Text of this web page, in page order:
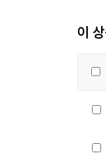
이